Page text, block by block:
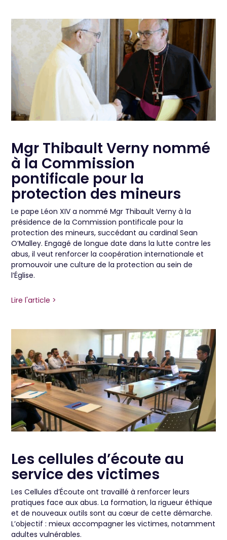
Mgr Thibault Verny nommé
à la Commission
pontificale pour la
protection des mineurs
Le pape Léon XIV a nommé Mgr Thibault Verny à la
présidence de la Commission pontificale pour la
protection des mineurs, succédant au cardinal Sean
O’Malley. Engagé de longue date dans la lutte contre les
abus, il veut renforcer la coopération internationale et
promouvoir une culture de la protection au sein de
l’Église.
Lire l'article >
Les cellules d’écoute au
service des victimes
Les Cellules d’Écoute ont travaillé à renforcer leurs
pratiques face aux abus. La formation, la rigueur éthique
et de nouveaux outils sont au cœur de cette démarche.
L’objectif : mieux accompagner les victimes, notamment
adultes vulnérables.